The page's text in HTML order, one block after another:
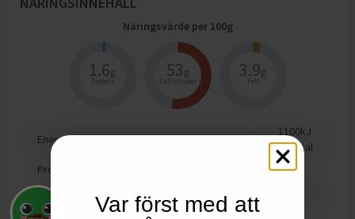
Näringsvärde per 100g
1.6g
Protein
53g
Kolhydrater
3.9g
Fett
Energi
1100kJ
250kcal
Protein
1.6
Kolhydrat
Var först med att